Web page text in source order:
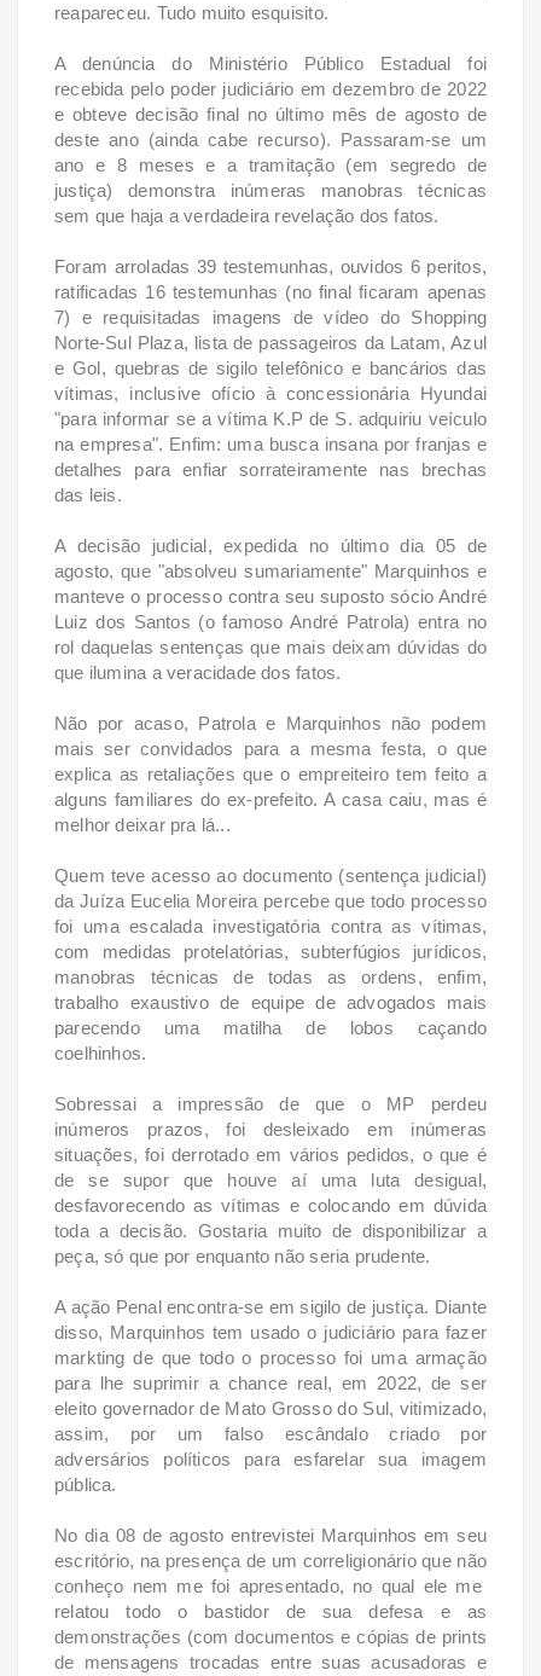
reapareceu. Tudo muito esquisito.
A denúncia do Ministério Público Estadual foi
recebida pelo poder judiciário em dezembro de 2022
e obteve decisão final no último mês de agosto de
deste ano (ainda cabe recurso). Passaram-se um
ano e 8 meses e a tramitação (em segredo de
justiça) demonstra inúmeras manobras técnicas
sem que haja a verdadeira revelação dos fatos.
Foram arroladas 39 testemunhas, ouvidos 6 peritos,
ratificadas 16 testemunhas (no final ficaram apenas
7) e requisitadas imagens de vídeo do Shopping
Norte-Sul Plaza, lista de passageiros da Latam, Azul
e Gol, quebras de sigilo telefônico e bancários das
vítimas, inclusive ofício à concessionária Hyundai
"para informar se a vítima K.P de S. adquiriu veículo
na empresa". Enfim: uma busca insana por franjas e
detalhes para enfiar sorrateiramente nas brechas
das leis.
A decisão judicial, expedida no último dia 05 de
agosto, que "absolveu sumariamente" Marquinhos e
manteve o processo contra seu suposto sócio André
Luiz dos Santos (o famoso André Patrola) entra no
rol daquelas sentenças que mais deixam dúvidas do
que ilumina a veracidade dos fatos.
Não por acaso, Patrola e Marquinhos não podem
mais ser convidados para a mesma festa, o que
explica as retaliações que o empreiteiro tem feito a
alguns familiares do ex-prefeito. A casa caiu, mas é
melhor deixar pra lá...
Quem teve acesso ao documento (sentença judicial)
da Juíza Eucelia Moreira percebe que todo processo
foi uma escalada investigatória contra as vítimas,
com medidas protelatórias, subterfúgios jurídicos,
manobras técnicas de todas as ordens, enfim,
trabalho exaustivo de equipe de advogados mais
parecendo uma matilha de lobos caçando
coelhinhos.
Sobressai a impressão de que o MP perdeu
inúmeros prazos, foi desleixado em inúmeras
situações, foi derrotado em vários pedidos, o que é
de se supor que houve aí uma luta desigual,
desfavorecendo as vítimas e colocando em dúvida
toda a decisão. Gostaria muito de disponibilizar a
peça, só que por enquanto não seria prudente.
A ação Penal encontra-se em sigilo de justiça. Diante
disso, Marquinhos tem usado o judiciário para fazer
markting de que todo o processo foi uma armação
para lhe suprimir a chance real, em 2022, de ser
eleito governador de Mato Grosso do Sul, vitimizado,
assim, por um falso escândalo criado por
adversários políticos para esfarelar sua imagem
pública.
No dia 08 de agosto entrevistei Marquinhos em seu
escritório, na presença de um correligionário que não
conheço nem me foi apresentado, no qual ele me
relatou todo o bastidor de sua defesa e as
demonstrações (com documentos e cópias de prints
de mensagens trocadas entre suas acusadoras e